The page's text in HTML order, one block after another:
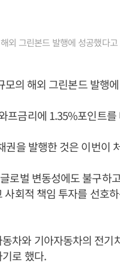
외 그린본드 발행에 성공했다고
의 해외 그린본드 발행
프금리에 1.35%포인트를
을 발행한 것은 이번이
로벌 변동성에도 불구하
회적 책임 투자를 선호
차와 기아자동차의 전기
로 했다.